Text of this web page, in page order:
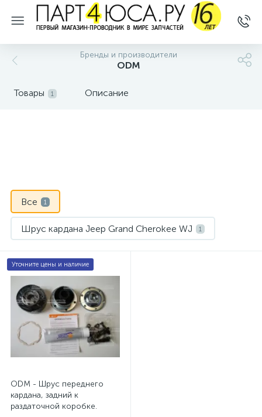
Бренды и производители
ODM
Товары 1 Описание
Все 1
Шрус кардана Jeep Grand Cherokee WJ 1
Уточните цены и наличие
ODM - Шрус переднего
кардана, задний к
раздаточной коробке.